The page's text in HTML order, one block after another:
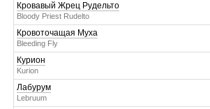
Кровавый Жрец Рудельто
Bloody Priest Rudelto
Кровоточащая Муха
Bleeding Fly
Курион
Kurion
Лабурум
Lebruum